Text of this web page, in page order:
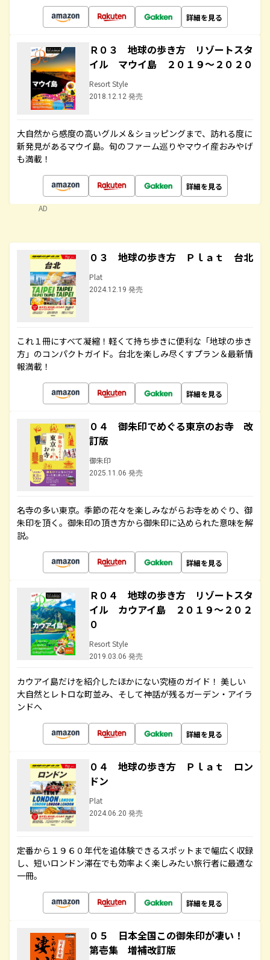
詳細を見る
Ｒ０３ 地球の歩き方 リゾートスタ
イル マウイ島 ２０１９～２０２０
Resort Style
2018.12.12 発売
大自然から感度の高いグルメ＆ショッピングまで、訪れる度に
新発見があるマウイ島。旬のファーム巡りやマウイ産おみやげ
も満載！
詳細を見る
AD
０３ 地球の歩き方 Ｐｌａｔ 台北
Plat
2024.12.19 発売
これ１冊にすべて凝縮！軽くて持ち歩きに便利な「地球の歩き
方」のコンパクトガイド。台北を楽しみ尽くすプラン＆最新情
報満載！
詳細を見る
０４ 御朱印でめぐる東京のお寺 改
訂版
御朱印
2025.11.06 発売
名寺の多い東京。季節の花々を楽しみながらお寺をめぐり、御
朱印を頂く。御朱印の頂き方から御朱印に込められた意味を解
説。
詳細を見る
Ｒ０４ 地球の歩き方 リゾートスタ
イル カウアイ島 ２０１９～２０２
０
Resort Style
2019.03.06 発売
カウアイ島だけを紹介したほかにない究極のガイド！ 美しい
大自然とレトロな町並み、そして神話が残るガーデン・アイラ
ンドへ
詳細を見る
０４ 地球の歩き方 Ｐｌａｔ ロン
ドン
Plat
2024.06.20 発売
定番から１９６０年代を追体験できるスポットまで幅広く収録
し、短いロンドン滞在でも効率よく楽しみたい旅行者に最適な
一冊。
詳細を見る
０５ 日本全国この御朱印が凄い！
第壱集 増補改訂版